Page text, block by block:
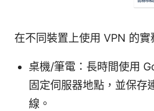
在不同裝置上使用 VPN 的實
桌機/筆電：長時間使用
固定伺服器地點，並保存
線。